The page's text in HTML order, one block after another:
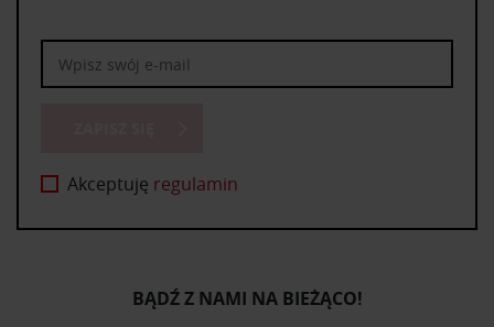
Akceptuję regulamin
BĄDŹ Z NAMI NA BIEŻĄCO!